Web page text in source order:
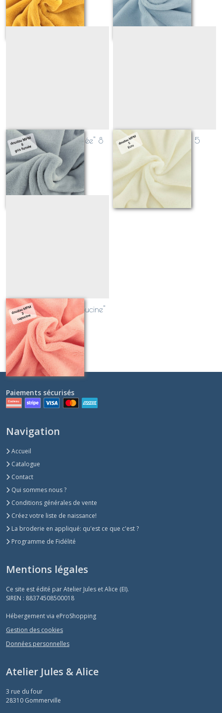
Teddydoux "gris fumée" 8
Sur demande
Teddydoux "écru" 5
Sur demande
Teddydoux rose "capucine"
3
Sur demande
les
résultats
Paiements sécurisés
Navigation
Accueil
Catalogue
Contact
Qui sommes nous ?
Conditions générales de vente
Créez votre liste de naissance!
La broderie en appliqué: qu'est ce que c'est ?
Programme de Fidélité
Mentions légales
Ce site est édité par Atelier Jules et Alice (EI).
SIREN : 88374508500018
Hébergement via eProShopping
Gestion des cookies
Données personnelles
Atelier Jules & Alice
3 rue du four
28310 Gommerville